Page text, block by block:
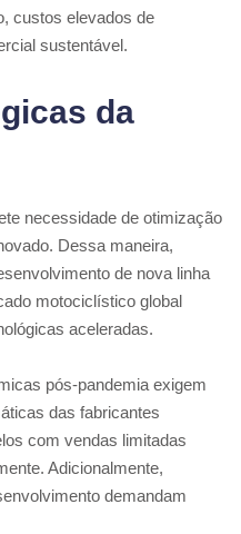
custos elevados de
sustentável.
da
necessidade de otimização
Dessa maneira,
de nova linha
motociclístico global
aceleradas.
pós-pandemia exigem
das fabricantes
com vendas limitadas
Adicionalmente,
demandam